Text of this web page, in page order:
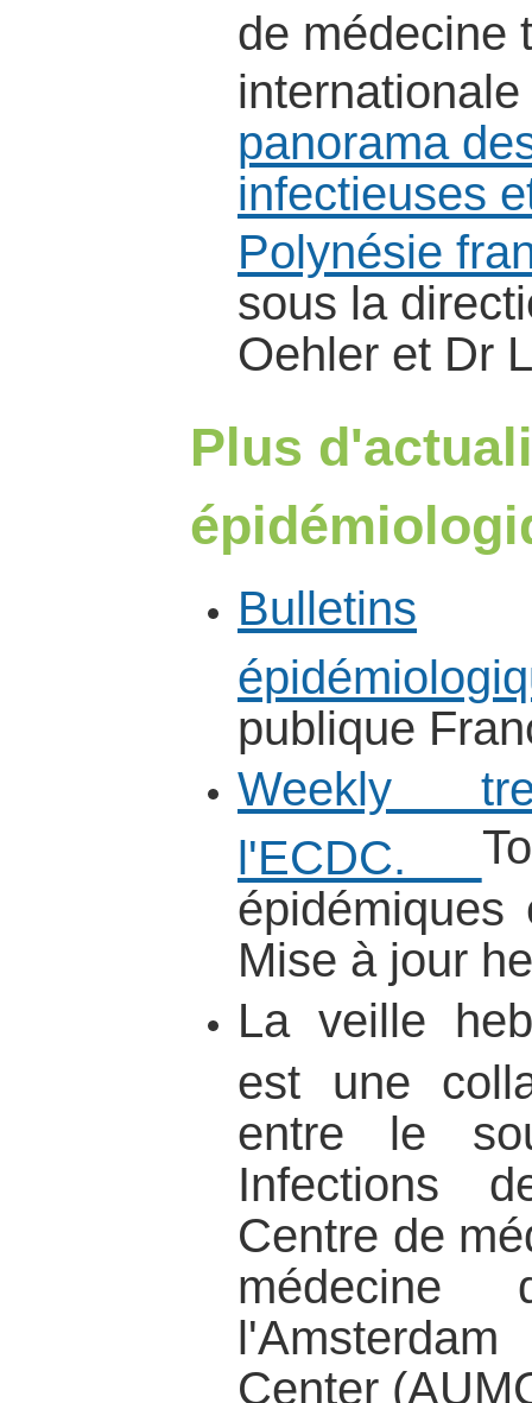
de médecine
panorama
infectieuses
Polynésie
sous la
Oehler et Dr
Plus
Bulletins
publique
Weekly
l'ECDC.
épidémiques
Mise à jour
La veille
est une
entre le
Infections
Centre de
médecine
Center